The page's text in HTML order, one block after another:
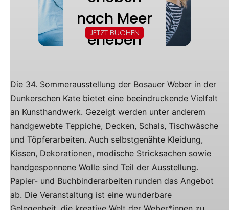
Die 34. Sommerausstellung der Bosauer Weber in der
Dunkerschen Kate bietet eine beeindruckende Vielfalt
an Kunsthandwerk. Gezeigt werden unter anderem
handgewebte Teppiche, Decken, Schals, Tischwäsche
und Töpferarbeiten. Auch selbstgenähte Kleidung,
Kissen, Dekorationen, modische Stricksachen sowie
handgesponnene Wolle sind Teil der Ausstellung.
Papier- und Buchbinderarbeiten runden das Angebot
ab. Die Veranstaltung ist eine wunderbare